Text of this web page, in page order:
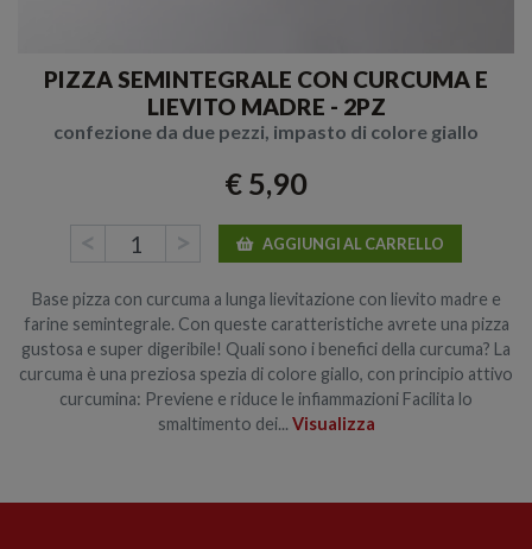
PIZZA SEMINTEGRALE CON CURCUMA E
LIEVITO MADRE - 2PZ
confezione da due pezzi, impasto di colore giallo
€ 5,90
< > AGGIUNGI AL CARRELLO
Base pizza con curcuma a lunga lievitazione con lievito madre e
farine semintegrale. Con queste caratteristiche avrete una pizza
gustosa e super digeribile! Quali sono i benefici della curcuma? La
curcuma è una preziosa spezia di colore giallo, con principio attivo
curcumina: Previene e riduce le infiammazioni Facilita lo
smaltimento dei... Visualizza